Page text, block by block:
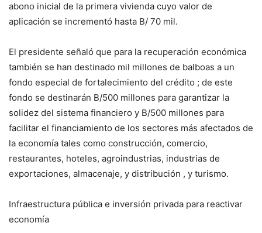
abono inicial de la primera vivienda cuyo valor de
aplicación se incrementó hasta B/ 70 mil.
El presidente señaló que para la recuperación económica
también se han destinado mil millones de balboas a un
fondo especial de fortalecimiento del crédito ; de este
fondo se destinarán B/500 millones para garantizar la
solidez del sistema financiero y B/500 millones para
facilitar el financiamiento de los sectores más afectados de
la economía tales como construcción, comercio,
restaurantes, hoteles, agroindustrias, industrias de
exportaciones, almacenaje, y distribución , y turismo.
Infraestructura pública e inversión privada para reactivar
economía